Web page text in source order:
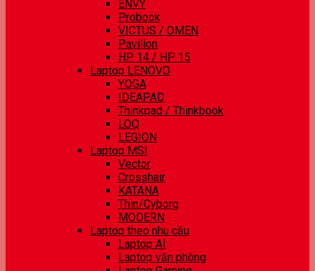
ENVY
Probook
VICTUS / OMEN
Pavilion
HP 14 / HP 15
Laptop LENOVO
YOGA
IDEAPAD
Thinkpad / Thinkbook
LOQ
LEGION
Laptop MSI
Vector
Crosshair
KATANA
Thin/Cyborg
MODERN
Laptop theo nhu cầu
Laptop AI
Laptop văn phòng